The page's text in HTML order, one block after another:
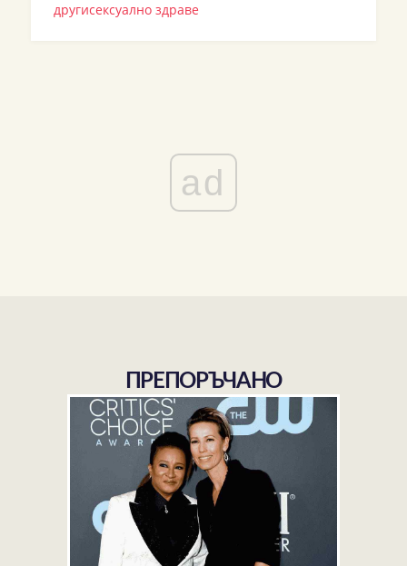
другисексуално здраве
ad
ПРЕПОРЪЧАНО